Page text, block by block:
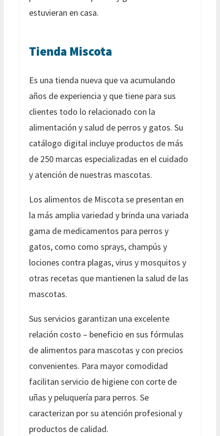
estuvieran en casa.
Tienda Miscota
Es una tienda nueva que va acumulando
años de experiencia y que tiene para sus
clientes todo lo relacionado con la
alimentación y salud de perros y gatos. Su
catálogo digital incluye productos de más
de 250 marcas especializadas en el cuidado
y atención de nuestras mascotas.
Los alimentos de Miscota se presentan en
la más amplia variedad y brinda una variada
gama de medicamentos para perros y
gatos, como como sprays, champús y
lociones contra plagas, virus y mosquitos y
otras recetas que mantienen la salud de las
mascotas.
Sus servicios garantizan una excelente
relación costo – beneficio en sus fórmulas
de alimentos para mascotas y con precios
convenientes. Para mayor comodidad
facilitan servicio de higiene con corte de
uñas y peluquería para perros. Se
caracterizan por su atención profesional y
productos de calidad.